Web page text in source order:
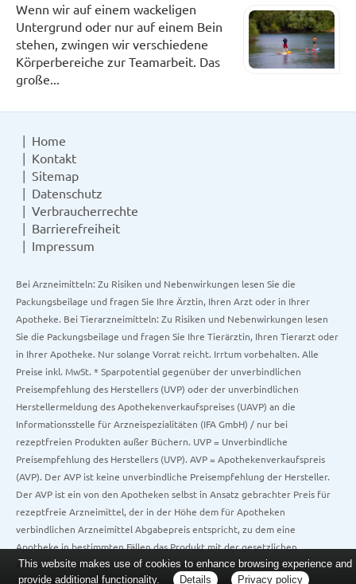
Wenn wir auf einem wackeligen
Untergrund oder nur auf einem Bein
stehen, zwingen wir verschiedene
Körperbereiche zur Teamarbeit. Das
große...
Home
Kontakt
Sitemap
Datenschutz
Verbraucherrechte
Barrierefreiheit
Impressum
Bei Arzneimitteln: Zu Risiken und Nebenwirkungen lesen Sie die
Packungsbeilage und fragen Sie Ihre Ärztin, Ihren Arzt oder in Ihrer
Apotheke. Bei Tierarzneimitteln: Zu Risiken und Nebenwirkungen lesen
Sie die Packungsbeilage und fragen Sie Ihre Tierärztin, Ihren Tierarzt oder
in Ihrer Apotheke. Nur solange Vorrat reicht. Irrtum vorbehalten. Alle
Preise inkl. MwSt. * Sparpotential gegenüber der unverbindlichen
Preisempfehlung des Herstellers (UVP) oder der unverbindlichen
Herstellermeldung des Apothekenverkaufspreises (UAVP) an die
Informationsstelle für Arzneispezialitäten (IFA GmbH) / nur bei
rezeptfreien Produkten außer Büchern. UVP = Unverbindliche
Preisempfehlung des Herstellers (UVP). AVP = Apothekenverkaufspreis
(AVP). Der AVP ist keine unverbindliche Preisempfehlung der Hersteller.
Der AVP ist ein von den Apotheken selbst in Ansatz gebrachter Preis für
rezeptfreie Arzneimittel, der in der Höhe dem für Apotheken
verbindlichen Arzneimittel Abgabepreis entspricht, zu dem eine
Apotheke in bestimmten Fällen das Produkt mit der gesetzlichen
Krankenversicherung abrechnet. Im Gegensatz zum AVP ist die
This website makes use of cookies to enhance browsing experience and
provide additional functionality.
Details Privacy policy